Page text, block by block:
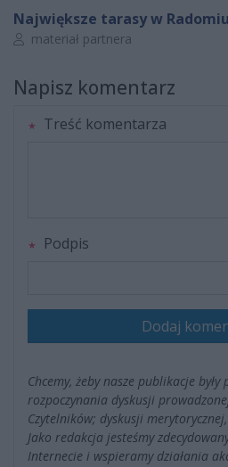
Największe tarasy w Radomiu
Autor artykułu:
materiał partnera
Napisz komentarz
Treść komentarza
Podpis
Dodaj
Chcemy, żeby nasze publikacje były
rozpoczynania dyskusji
Czytelników; dyskusji
Jako redakcja jesteśmy
Internecie i wspieramy działania